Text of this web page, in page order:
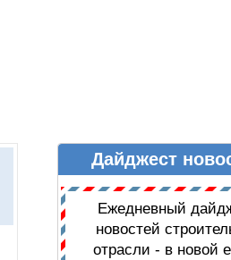
ДАЙДЖЕСТ НОВОСТЕЙ
Дайджест
Ежедневный
новостей
отрасли - в новой